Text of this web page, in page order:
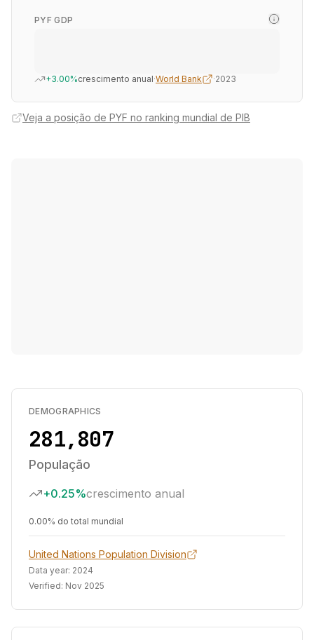
PYF GDP
+3.00%crescimento anual·World Bank ·2023
Veja a posição de PYF no ranking mundial de PIB
DEMOGRAPHICS
281,807
População
+0.25%crescimento anual
0.00% do total mundial
United Nations Population Division
Data year: 2024
Verified: Nov 2025